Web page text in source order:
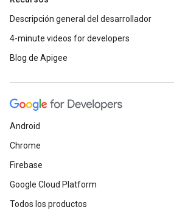
Descripción general del desarrollador
4-minute videos for developers
Blog de Apigee
Android
Chrome
Firebase
Google Cloud Platform
Todos los productos